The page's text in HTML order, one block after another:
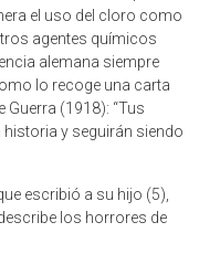
agentes químicos
alemana siempre
lo recoge una carta
Guerra (1918): “Tus
y seguirán siendo
los horrores de